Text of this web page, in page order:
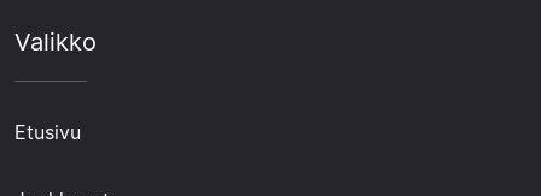
Valikko
Etusivu